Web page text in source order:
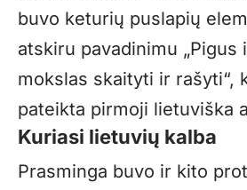
buvo keturių puslapių
atskiru pavadinimu „Pigus
mokslas skaityti ir rašyti“,
pateikta pirmoji lietuviška
Kuriasi lietuvių kalba
Prasminga buvo ir kito